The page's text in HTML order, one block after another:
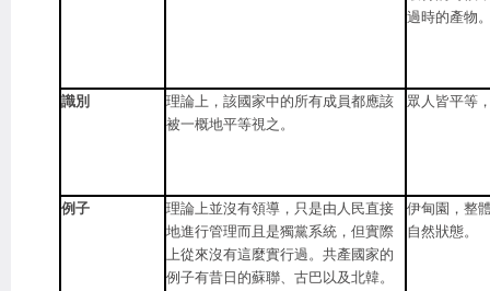
過時的產物
識別
理論上，該國家中的所有成員都應該
被一概地平等視之。
眾人皆平等
例子
理論上並沒有領導，只是由人民直接
地進行管理而且是獨黨系統，但實際
上從來沒有這麼實行過。共產國家的
例子有昔日的蘇聯、古巴以及北韓。
伊甸園，整
自然狀態。